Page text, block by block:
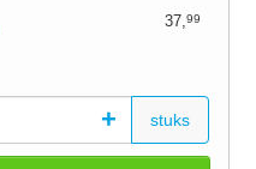
37,99
+ stuks